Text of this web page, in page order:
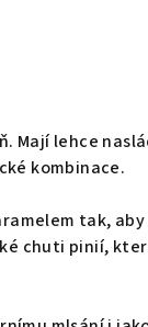
lehce
kombinace.
tak,
chuti pinií,